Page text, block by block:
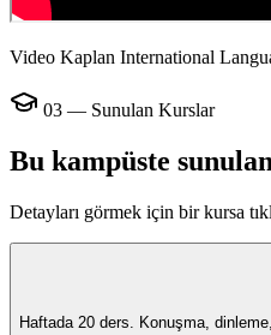
Video Kaplan International
03 — Sunulan Kurslar
Bu kampüste
Detayları görmek için bir kursa
Haftada 20 ders. Konuşma,